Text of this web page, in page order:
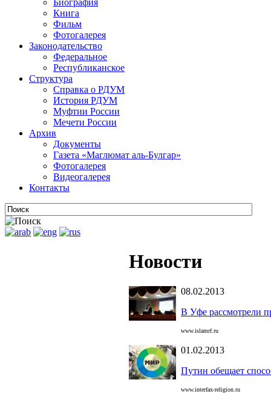
Биография
Книга
Фильм
Фотогалерея
Законодательство
Федеральное
Республиканское
Структура
Справка о РДУМ
История РДУМ
Муфтии России
Мечети России
Архив
Документы
Газета «Маглюмат аль-Булгар»
Фотогалерея
Видеогалерея
Контакты
Новости
08.02.2013
В Уфе рассмотрели
www.islamrf.ru
01.02.2013
Путин обещает
www.interfax-religion.ru